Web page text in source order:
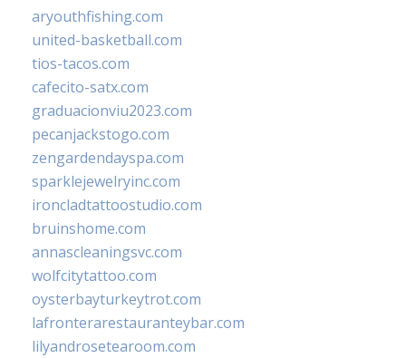
aryouthfishing.com
united-basketball.com
tios-tacos.com
cafecito-satx.com
graduacionviu2023.com
pecanjackstogo.com
zengardendayspa.com
sparklejewelryinc.com
ironcladtattoostudio.com
bruinshome.com
annascleaningsvc.com
wolfcitytattoo.com
oysterbayturkeytrot.com
lafronterarestauranteybar.com
lilyandrosetearoom.com